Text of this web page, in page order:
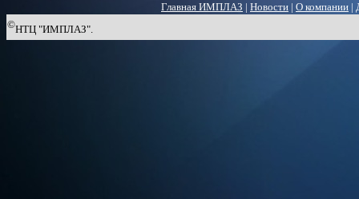
Главная ИМПЛАЗ | Новости | О компании |
©НТЦ "ИМПЛАЗ".